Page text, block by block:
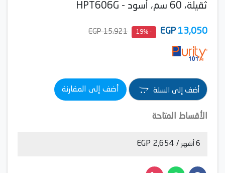
ثقيلة، 60 سم، أسود - HPT606G
13,050
EGP
- 19%
15,921 EGP
أضف إلى السلة أضف إلى المقارنة
الأقساط المتاحة
6 أشهر / 2,654 EGP